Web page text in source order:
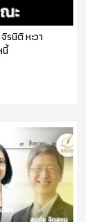
รนิติ หะวา
นี้